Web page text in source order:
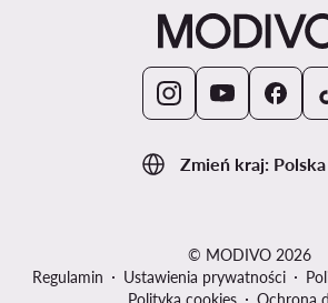
Zmień kraj: Polska
© MODIVO 2026
Regulamin
Ustawienia prywatności
Polityka cookies
Ochrona